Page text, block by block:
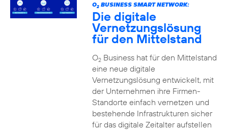
O2BUSINESS SMART NETWORK:
Die digitale
Vernetzungslösung
für den Mittelstand
O2Business hat für den Mittelstand
eine neue digitale
Vernetzungslösung entwickelt, mit
der Unternehmen ihre Firmen-
Standorte einfach vernetzen und
bestehende Infrastrukturen sicher
für das digitale Zeitalter aufstellen